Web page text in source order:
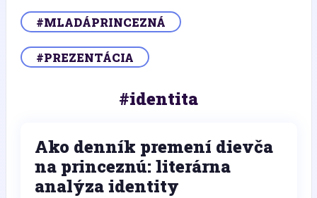
#MLADÁPRINCEZNÁ
#PREZENTÁCIA
#identita
Ako denník premení dievča
na princeznú: literárna
analýza identity